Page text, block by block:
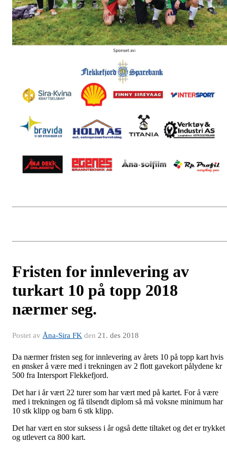
Fristen for innlevering av
turkart 10 på topp 2018
nærmer seg.
Postet av Åna-Sira FK den 21. des 2018
Da nærmer fristen seg for innlevering av årets 10 på topp kart hvis
en ønsker å være med i trekningen av 2 flott gavekort pålydene kr
500 fra Intersport Flekkefjord.
Det har i år vært 22 turer som har vært med på kartet. For å være
med i trekningen og få tilsendt diplom så må voksne minimum har
10 stk klipp og barn 6 stk klipp.
Det har vært en stor suksess i år også dette tiltaket og det er trykket
og utlevert ca 800 kart.